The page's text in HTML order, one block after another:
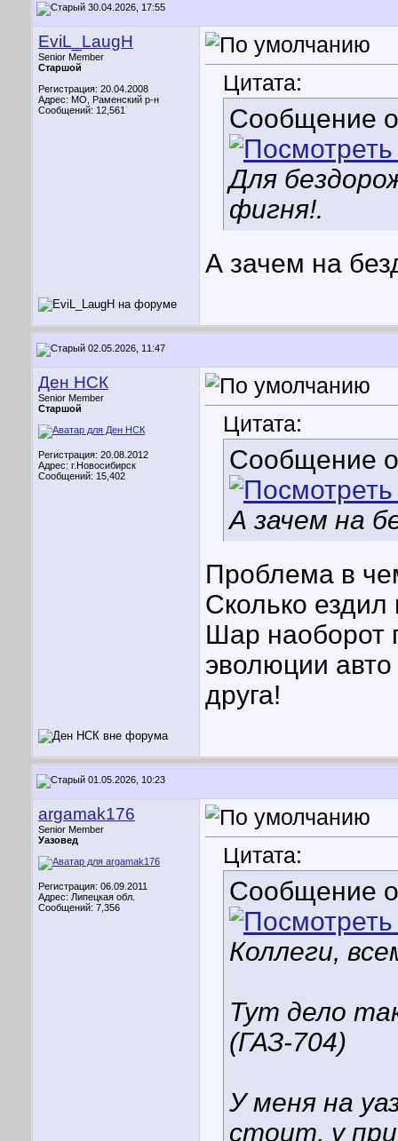
30.04.2026, 17:55
EviL_LaugH
Senior Member
Старшой
Регистрация: 20.04.2008
Адрес: МО, Раменский р-н
Сообщений: 12,561
Цитата:
Сообщение
Для
фигня!.
А зачем на
02.05.2026, 11:47
Ден НСК
Senior Member
Старшой
Регистрация: 20.08.2012
Адрес: г.Новосибирск
Сообщений: 15,402
Цитата:
Сообщение
А зачем на
Проблема в
Сколько ездил
Шар наоборот
эволюции авто
друга!
01.05.2026, 10:23
argamak176
Senior Member
Уазовед
Регистрация: 06.09.2011
Адрес: Липецкая обл.
Сообщений: 7,356
Цитата:
Сообщение
Коллеги,
Тут дело
(ГАЗ-704)
У меня на
стоит, у